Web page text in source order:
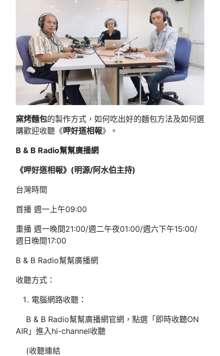
窯烤麵包的製作方式，如何吃出好的麵包方法及如何選
購歡迎收聽《呷好道相報》。
B & B Radio幫幫廣播網
《呷好道相報》(明源/阿水伯主持)
台灣時間
首播 週一上午09:00
重播 週一晚間21:00/週二午夜01:00/週六下午15:00/
週日晚間17:00
B & B Radio幫幫廣播網
收聽方式：
電腦網路收聽：
B & B Radio幫幫廣播網官網，點選「即時收聽ON
AIR」進入hi-channel收聽
(收聽連結